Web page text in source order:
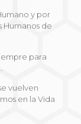
y por
Humanos de
para
vuelven
en la Vida